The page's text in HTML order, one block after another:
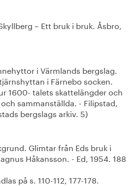
– Ett bruk i bruk. Åsbro,
i Värmlands bergslag.
i Färnebo socken.
1600- talets skattelängder och
sammanställda. - Filipstad,
bergslags arkiv. 5)
Glimtar från Eds bruk i
Håkansson. - Ed, 1954. 188
på s. 110-112, 177-178.